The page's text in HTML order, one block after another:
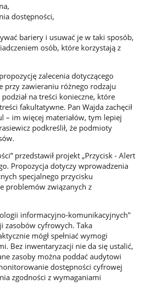
dostępności,
bariery i usuwać je w taki sposób,
osób, które korzystają z
zalecenia dotyczącego
przy zawieraniu różnego rodzaju
na treści konieczne, które
fakultatywne. Pan Wajda zachęcił
– im więcej materiałów, tym lepiej
podkreślił, że podmioty
przedstawił projekt „Przycisk - Alert
Propozycja dotyczy wprowadzenia
specjalnego przycisku
problemów związanych z
informacyjno-komunikacyjnych"
zasobów cyfrowych. Taka
mógł spełniać wymogi
Bez inwentaryzacji nie da się ustalić,
zasoby można poddać audytowi
dostępności cyfrowej
zgodności z wymaganiami